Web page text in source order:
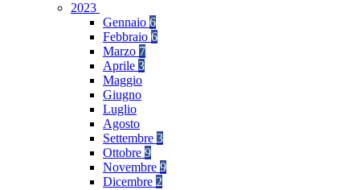
2023
Gennaio 6
Febbraio 6
Marzo 7
Aprile 3
Maggio
Giugno
Luglio
Agosto
Settembre 3
Ottobre 9
Novembre 9
Dicembre 2